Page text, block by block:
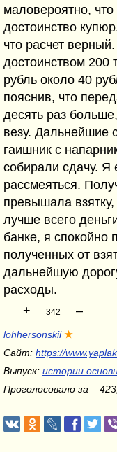
маловероятно,
достоинство
что расчет
достоинством 200
рубль около 40
пояснив, что
десять раз
везу. Дальнейшие
гаишник с
собирали сдачу. Я
рассмеяться.
превышала
лучше всего
банке, я спокойно
полученных от
дальнейшую
расходы.
+
342 –
lohhersonskii ★
Сайт: https://
Выпуск: истории
Проголосовало за –